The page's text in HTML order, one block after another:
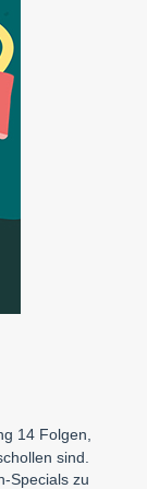
14 Folgen,
sind.
Specials zu